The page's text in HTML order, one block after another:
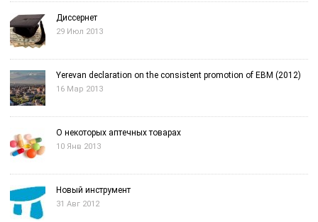
Диссернет
29 Июл 2013
Yerevan declaration on the consistent promotion of EBM (2012)
16 Мар 2013
О некоторых аптечных товарах
10 Янв 2013
Новый инструмент
31 Авг 2012